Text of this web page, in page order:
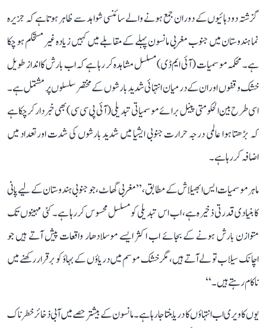
گزشتہ دو دہائیوں کے دوران جمع ہونے والے سائنسی شواہد سے ظاہر ہوتا ہے کہ جزیرہ
نما ہندوستان میں جنوب مغربی مانسون پہلے کے مقابلے میں کہیں زیادہ غیر مستحکم ہو چکا
ہے۔ محکمہ موسمیات (آئی ایم ڈی) مسلسل مشاہدہ کر رہا ہے کہ اب بارش کا انداز طویل
خشک وقفوں اور ان کے درمیان انتہائی شدید بارشوں کے مختصر سلسلوں پر مشتمل ہے۔
اسی طرح بین الحکومتی پینل برائے موسمیاتی تبدیلی (آئی پی سی سی) بھی خبردار کر چکا ہے
کہ بڑھتا ہوا عالمی درجہ حرارت جنوبی ایشیا میں شدید بارشوں کی شدت اور تعداد میں
اضافہ کر رہا ہے۔
ماہر موسمیات ایس ابھیلاش کے مطابق، ’’مغربی گھاٹ، جو جنوبی ہندوستان کے لیے پانی
کا بنیادی قدرتی ذخیرہ ہے، اب اس تبدیلی کو مسلسل محسوس کر رہا ہے۔ کئی مہینوں تک
متوازن بارش ہونے کے بجائے اب اکثر ایسے موسلادھار واقعات پیش آتے ہیں جو
اچانک سیلاب تو لے آتے ہیں، مگر خشک موسم میں دریاؤں کے بہاؤ کو برقرار رکھنے میں
ناکام رہتے ہیں۔‘‘
یوں کاویری اب انتہاؤں کا دریا بنتا جا رہا ہے۔ مانسون کے بیشتر حصے میں آبی ذخائر خطرناک